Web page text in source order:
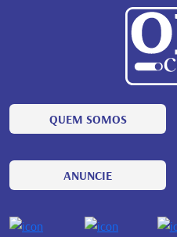
QUEM SOMOS
ANUNCIE